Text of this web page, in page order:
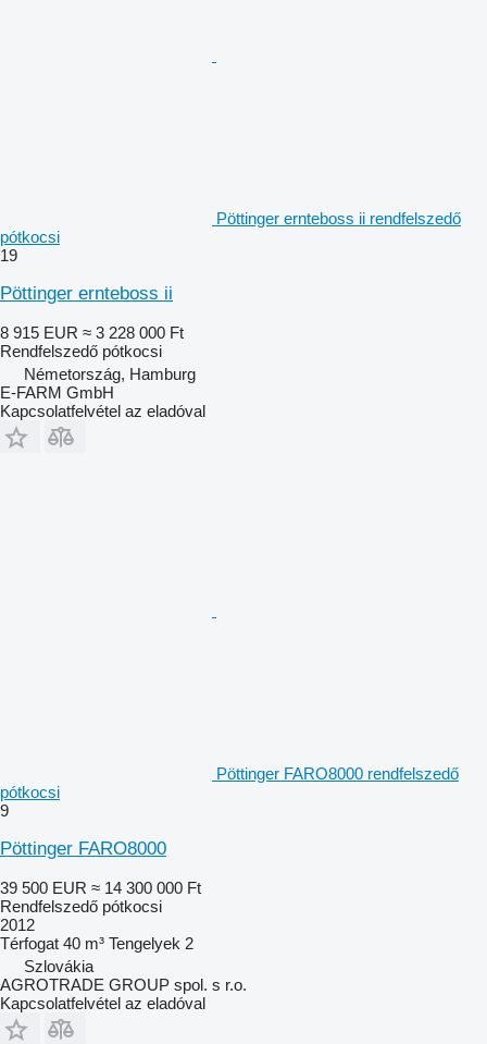
Pöttinger ernteboss ii rendfelszedő
pótkocsi
19
Pöttinger ernteboss ii
8 915 EUR ≈ 3 228 000 Ft
Rendfelszedő pótkocsi
Németország, Hamburg
E-FARM GmbH
Kapcsolatfelvétel az eladóval
Pöttinger FARO8000 rendfelszedő
pótkocsi
9
Pöttinger FARO8000
39 500 EUR ≈ 14 300 000 Ft
Rendfelszedő pótkocsi
2012
Térfogat 40 m³ Tengelyek 2
Szlovákia
AGROTRADE GROUP spol. s r.o.
Kapcsolatfelvétel az eladóval